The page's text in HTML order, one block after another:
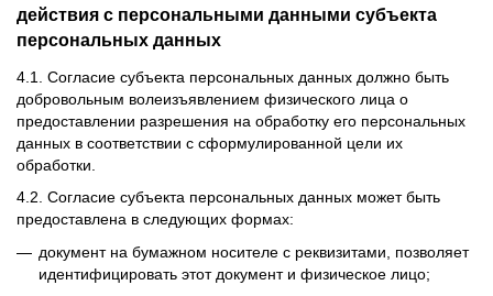
действия с персональными данными субъекта
персональных данных
4.1. Согласие субъекта персональных данных должно быть
добровольным волеизъявлением физического лица о
предоставлении разрешения на обработку его персональных
данных в соответствии с сформулированной цели их
обработки.
4.2. Согласие субъекта персональных данных может быть
предоставлена ​​в следующих формах:
документ на бумажном носителе с реквизитами, позволяет
идентифицировать этот документ и физическое лицо;